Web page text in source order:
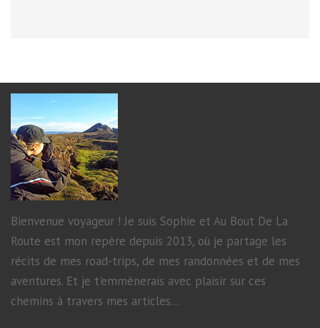
Bienvenue voyageur ! Je suis Sophie et Au Bout De La
Route est mon repère depuis 2013, où je partage les
récits de mes road-trips, de mes randonnées et de mes
aventures. Et je t'emmènerais avec plaisir sur ces
chemins à travers mes articles...